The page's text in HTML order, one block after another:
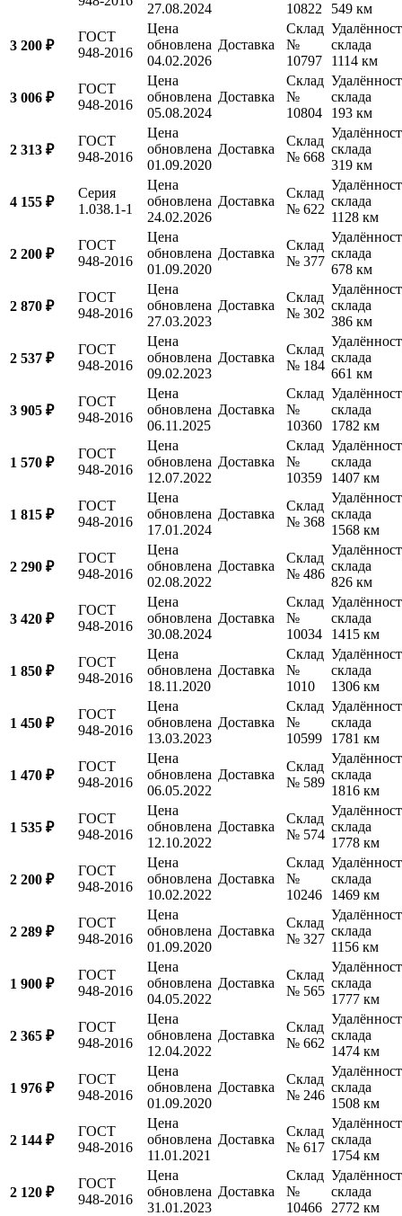
27.08.2024 10822 549 км
3 200 ₽
ГОСТ
948-2016
Цена
обновлена
04.02.2026
Доставка
Склад
№
10797
склада
1114 км
3 006 ₽
ГОСТ
948-2016
Цена
обновлена
05.08.2024
Доставка
Склад
№
10804
склада
193 км
2 313 ₽
ГОСТ
948-2016
Цена
обновлена
01.09.2020
Доставка
Склад
№ 668
склада
319 км
4 155 ₽
Серия
1.038.1-1
Цена
обновлена
24.02.2026
Доставка
Склад
№ 622
склада
1128 км
2 200 ₽
ГОСТ
948-2016
Цена
обновлена
01.09.2020
Доставка
Склад
№ 377
склада
678 км
2 870 ₽
ГОСТ
948-2016
Цена
обновлена
27.03.2023
Доставка
Склад
№ 302
склада
386 км
2 537 ₽
ГОСТ
948-2016
Цена
обновлена
09.02.2023
Доставка
Склад
№ 184
склада
661 км
3 905 ₽
ГОСТ
948-2016
Цена
обновлена
06.11.2025
Доставка
Склад
№
10360
склада
1782 км
1 570 ₽
ГОСТ
948-2016
Цена
обновлена
12.07.2022
Доставка
Склад
№
10359
склада
1407 км
1 815 ₽
ГОСТ
948-2016
Цена
обновлена
17.01.2024
Доставка
Склад
№ 368
склада
1568 км
2 290 ₽
ГОСТ
948-2016
Цена
обновлена
02.08.2022
Доставка
Склад
№ 486
склада
826 км
3 420 ₽
ГОСТ
948-2016
Цена
обновлена
30.08.2024
Доставка
Склад
№
10034
склада
1415 км
1 850 ₽
ГОСТ
948-2016
Цена
обновлена
18.11.2020
Доставка
Склад
№
1010
склада
1306 км
1 450 ₽
ГОСТ
948-2016
Цена
обновлена
13.03.2023
Доставка
Склад
№
10599
склада
1781 км
1 470 ₽
ГОСТ
948-2016
Цена
обновлена
06.05.2022
Доставка
Склад
№ 589
склада
1816 км
1 535 ₽
ГОСТ
948-2016
Цена
обновлена
12.10.2022
Доставка
Склад
№ 574
склада
1778 км
2 200 ₽
ГОСТ
948-2016
Цена
обновлена
10.02.2022
Доставка
Склад
№
10246
склада
1469 км
2 289 ₽
ГОСТ
948-2016
Цена
обновлена
01.09.2020
Доставка
Склад
№ 327
склада
1156 км
1 900 ₽
ГОСТ
948-2016
Цена
обновлена
04.05.2022
Доставка
Склад
№ 565
склада
1777 км
2 365 ₽
ГОСТ
948-2016
Цена
обновлена
12.04.2022
Доставка
Склад
№ 662
склада
1474 км
1 976 ₽
ГОСТ
948-2016
Цена
обновлена
01.09.2020
Доставка
Склад
№ 246
склада
1508 км
2 144 ₽
ГОСТ
948-2016
Цена
обновлена
11.01.2021
Доставка
Склад
№ 617
склада
1754 км
2 120 ₽
ГОСТ
948-2016
Цена
обновлена
31.01.2023
Доставка
Склад
№
10466
склада
2772 км